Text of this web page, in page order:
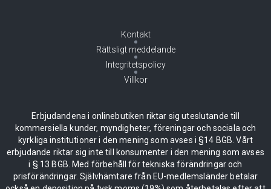
Kontakt
Rättsligt meddelande
Integritetspolicy
Villkor
Erbjudandena i onlinebutiken riktar sig uteslutande till
kommersiella kunder, myndigheter, föreningar och sociala och
kyrkliga institutioner i den mening som avses i §14 BGB. Vårt
erbjudande riktar sig inte till konsumenter i den mening som avses
i § 13 BGB. Med förbehåll för tekniska förändringar och
prisförändringar. Självhämtare från EU-medlemsländer betalar